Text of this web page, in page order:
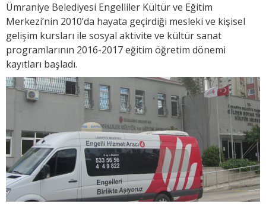
Ümraniye Belediyesi Engelliler Kültür ve Eğitim
Merkezi’nin 2010’da hayata geçirdiği mesleki ve kişisel
gelişim kursları ile sosyal aktivite ve kültür sanat
programlarının 2016-2017 eğitim öğretim dönemi
kayıtları başladı.